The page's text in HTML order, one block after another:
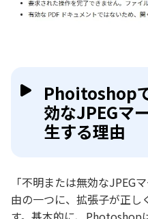
Phoitoshop
効なJPEGマ
生する理由
「不明または無効なJPEG
由の一つに、拡張子が正し